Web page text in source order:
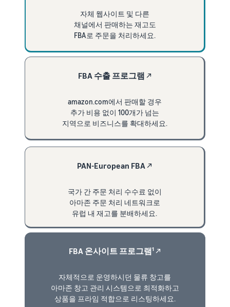
자체 웹사이트 및 다른
채널에서 판매하는 재고도
FBA로 주문을 처리하세요.
FBA 수출 프로그램 ↗
amazon.com에서 판매할 경우
추가 비용 없이 100개가 넘는
지역으로 비즈니스를 확대하세요.
PAN-European FBA ↗
국가 간 주문 처리 수수료 없이
아마존 주문 처리 네트워크로
유럽 내 재고를 분배하세요.
FBA 온사이트 프로그램¹ ↗
자체적으로 운영하시던 물류 창고를
아마존 창고 관리 시스템으로 최적화하고
상품을 프라임 적합으로 리스팅하세요.